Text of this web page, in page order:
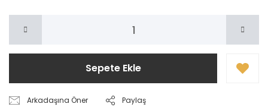
Sepete Ekle
Arkadaşına Öner Paylaş